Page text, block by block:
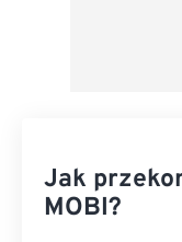
Jak
MOBI?